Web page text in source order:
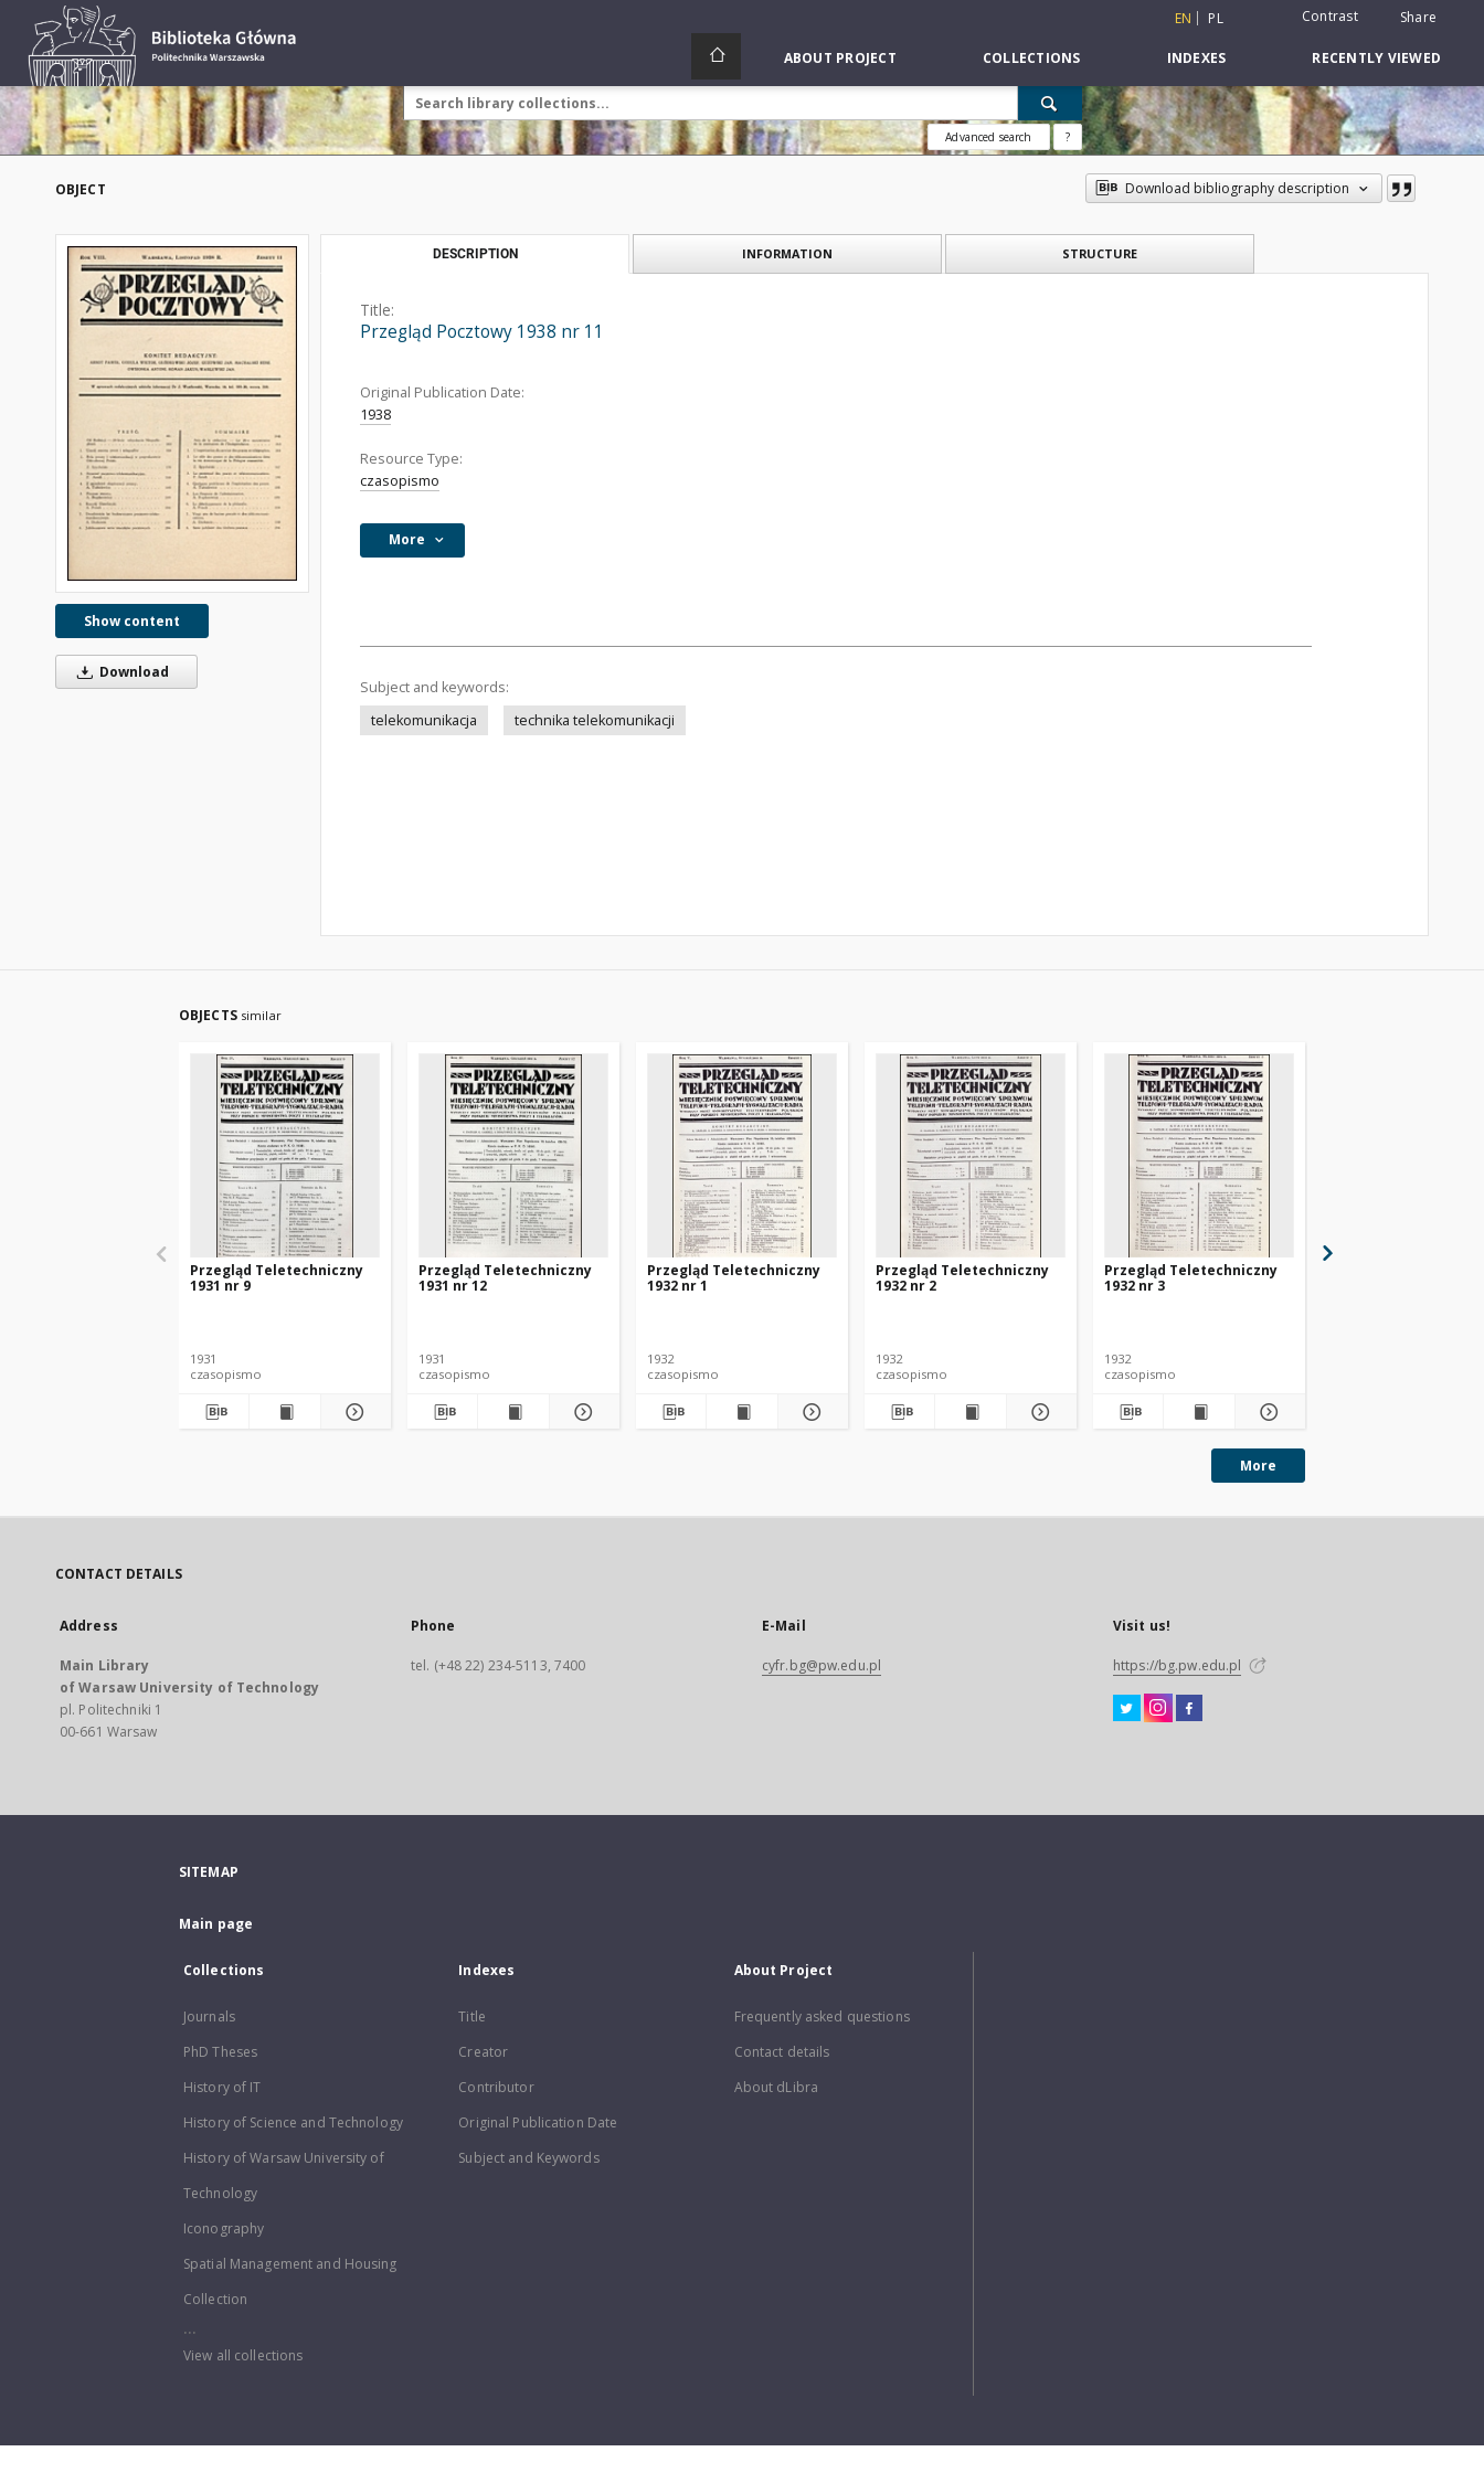
EN PL Contrast Share
ABOUT PROJECT COLLECTIONS INDEXES RECENTLY VIEWED
Advanced search ?
OBJECT Download bibliography description
Show content
Download
DESCRIPTION INFORMATION STRUCTURE
Title:
Przegląd Pocztowy 1938 nr 11
Original Publication Date:
1938
Resource Type:
czasopismo
More
Subject and keywords:
telekomunikacja
technika telekomunikacji
OBJECTS similar
Przegląd Teletechniczny
1931 nr 9
1931
czasopismo
Przegląd Teletechniczny
1931 nr 12
1931
czasopismo
Przegląd Teletechniczny
1932 nr 1
1932
czasopismo
Przegląd Teletechniczny
1932 nr 2
1932
czasopismo
Przegląd Teletechniczny
1932 nr 3
1932
czasopismo
More
CONTACT DETAILS
Address
Main Library
of Warsaw University of Technology
pl. Politechniki 1
00-661 Warsaw
Phone
tel. (+48 22) 234-5113, 7400
E-Mail
cyfr.bg@pw.edu.pl
Visit us!
https://bg.pw.edu.pl
SITEMAP
Main page
Collections
Journals
PhD Theses
History of IT
History of Science and Technology
History of Warsaw University of
Technology
Iconography
Spatial Management and Housing
Collection
...
View all collections
Indexes
Title
Creator
Contributor
Original Publication Date
Subject and Keywords
About Project
Frequently asked questions
Contact details
About dLibra